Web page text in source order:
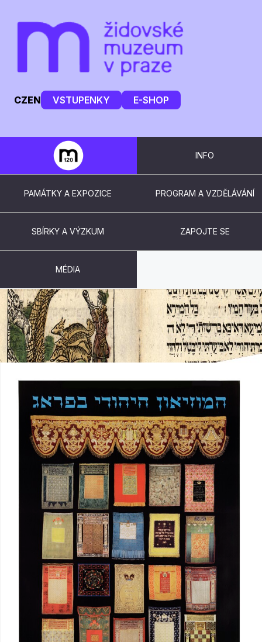
CZEN VSTUPENKY E-SHOP
INFO
PAMÁTKY A EXPOZICE PROGRAM A VZDĚLÁVÁNÍ
SBÍRKY A VÝZKUM ZAPOJTE SE
MÉDIA
SYNAGOGÁLNÍ OPONY